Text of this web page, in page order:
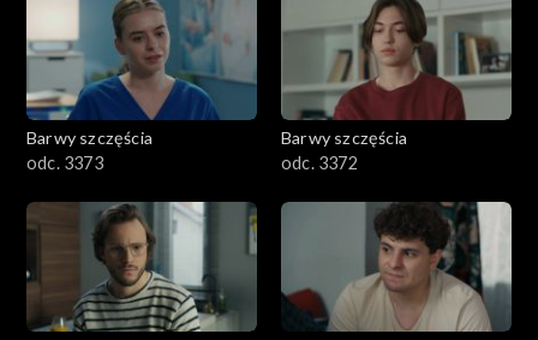
Barwy szczęścia
odc. 3373
Barwy szczęścia
odc. 3372